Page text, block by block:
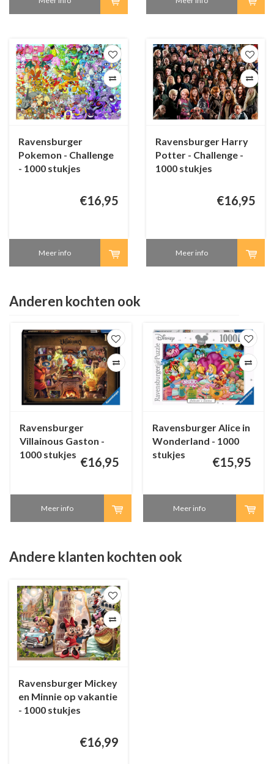
Ravensburger
Pokemon - Challenge
- 1000 stukjes
€16,95
Meer info
Ravensburger Harry
Potter - Challenge -
1000 stukjes
€16,95
Meer info
Anderen kochten ook
Ravensburger
Villainous Gaston -
1000 stukjes
€16,95
Meer info
Ravensburger Alice in
Wonderland - 1000
stukjes
€15,95
Meer info
Andere klanten kochten ook
Ravensburger Mickey
en Minnie op vakantie
- 1000 stukjes
€16,99